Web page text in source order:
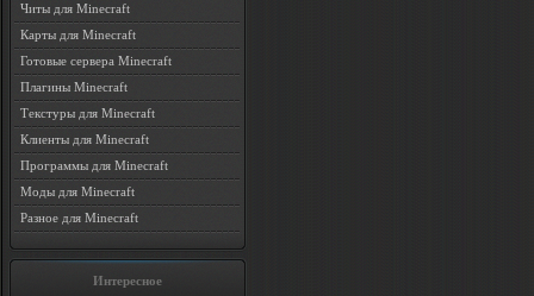
Читы для Minecraft
Карты для Minecraft
Готовые сервера Minecraft
Плагины Minecraft
Текстуры для Minecraft
Клиенты для Minecraft
Программы для Minecraft
Моды для Minecraft
Разное для Minecraft
Интересное